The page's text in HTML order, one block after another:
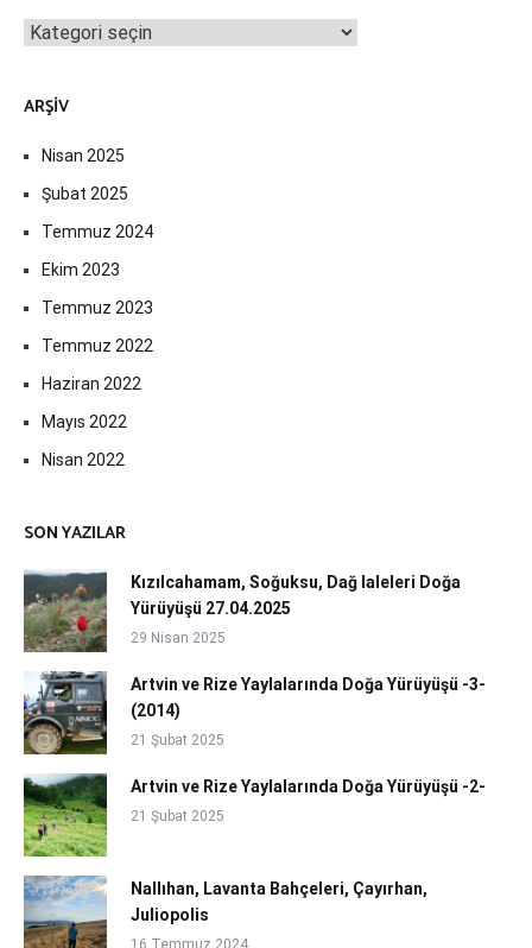
Kategoriler
ARŞIV
Nisan 2025
Şubat 2025
Temmuz 2024
Ekim 2023
Temmuz 2023
Temmuz 2022
Haziran 2022
Mayıs 2022
Nisan 2022
SON YAZILAR
Kızılcahamam, Soğuksu, Dağ laleleri Doğa
Yürüyüşü 27.04.2025
29 Nisan 2025
Artvin ve Rize Yaylalarında Doğa Yürüyüşü -3-
(2014)
21 Şubat 2025
Artvin ve Rize Yaylalarında Doğa Yürüyüşü -2-
21 Şubat 2025
Nallıhan, Lavanta Bahçeleri, Çayırhan,
Juliopolis
16 Temmuz 2024